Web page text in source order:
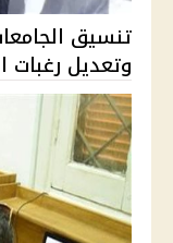
وتعديل رغبات